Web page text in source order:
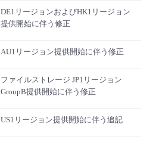
DE1リージョンおよびHK1リージョン
提供開始に伴う修正
AU1リージョン提供開始に伴う修正
ファイルストレージ JP1リージョン
GroupB提供開始に伴う修正
US1リージョン提供開始に伴う追記